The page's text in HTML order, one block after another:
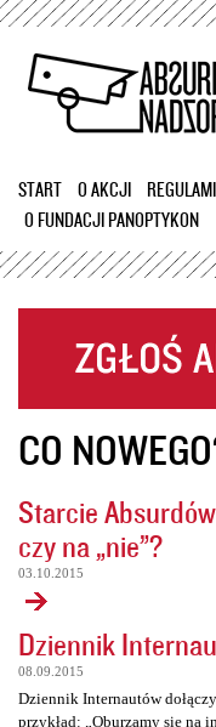
START O AKCJI
O FUNDACJI PANOPTYKON
CO
Starcie
czy na „nie”?
03.10.2015
Dziennik
08.09.2015
Dziennik Internautów
przykład: „Oburzamy się na